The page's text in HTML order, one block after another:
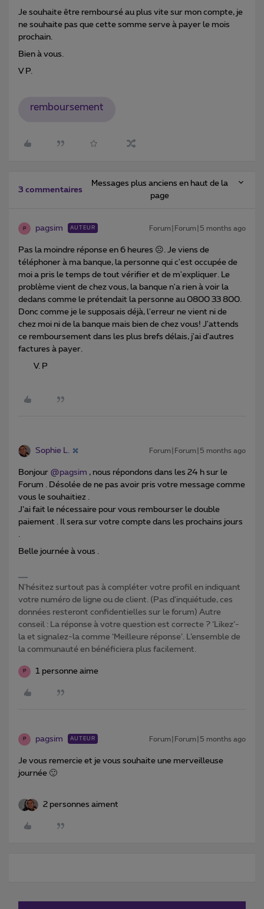
Je souhaite être remboursé au plus vite sur mon compte, je
ne souhaite pas que cette somme serve à payer le mois
prochain.
Bien à vous.
V P.
remboursement
3 commentaires
Messages plus anciens en haut de la
page
P pagsim AUTEUR Forum|Forum|5 months ago
Pas la moindre réponse en 6 heures ☹️. Je viens de
téléphoner à ma banque, la personne qui c'est occupée de
moi a pris le temps de tout vérifier et de m'expliquer. Le
problème vient de chez vous, la banque n'a rien à voir la
dedans comme le prétendait la personne au 0800 33 800.
Donc comme je le supposais déjà, l'erreur ne vient ni de
chez moi ni de la banque mais bien de chez vous! J'attends
ce remboursement dans les plus brefs délais, j'ai d'autres
factures à payer.
P
Sophie L. Forum|Forum|5 months ago
Bonjour ​ @pagsim , nous répondons dans les 24 h sur le
Forum . Désolée de ne pas avoir pris votre message comme
vous le souhaitiez .
J’ai fait le nécessaire pour vous rembourser le double
paiement . Il sera sur votre compte dans les prochains jours
.
Belle journée à vous .
N'hésitez surtout pas à compléter votre profil en indiquant
votre numéro de ligne ou de client. (Pas d'inquiétude, ces
données resteront confidentielles sur le forum) Autre
conseil : La réponse à votre question est correcte ? ‘Likez’-
la et signalez-la comme ‘Meilleure réponse’. L’ensemble de
la communauté en bénéficiera plus facilement.
P 1 personne aime
P pagsim AUTEUR Forum|Forum|5 months ago
Je vous remercie et je vous souhaite une merveilleuse
journée 🙂
2 personnes aiment